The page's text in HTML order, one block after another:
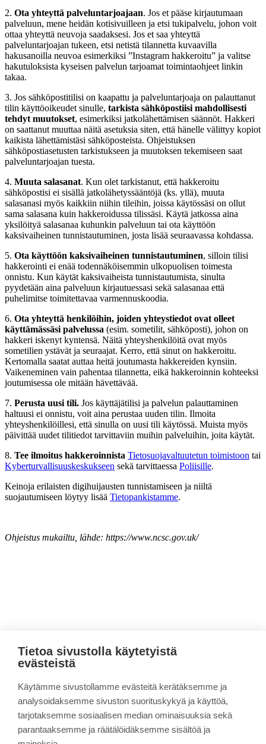
2. Ota yhteyttä palveluntarjoajaan. Jos et pääse kirjautumaan
palveluun, mene heidän kotisivuilleen ja etsi tukipalvelu, johon voit
ottaa yhteyttä neuvoja saadaksesi. Jos et saa yhteyttä
palveluntarjoajan tukeen, etsi netistä tilannetta kuvaavilla
hakusanoilla neuvoa esimerkiksi ”Instagram hakkeroitu” ja valitse
hakutuloksista kyseisen palvelun tarjoamat toimintaohjeet linkin
takaa.
3. Jos sähköpostitilisi on kaapattu ja palveluntarjoaja on palauttanut
tilin käyttöoikeudet sinulle, tarkista sähköpostiisi mahdollisesti
tehdyt muutokset, esimerkiksi jatkolähettämisen säännöt. Hakkeri
on saattanut muuttaa näitä asetuksia siten, että hänelle välittyy kopiot
kaikista lähettämistäsi sähköposteista. Ohjeistuksen
sähköpostiasetusten tarkistukseen ja muutoksen tekemiseen saat
palveluntarjoajan tuesta.
4. Muuta salasanat. Kun olet tarkistanut, että hakkeroitu
sähköpostisi ei sisällä jatkolähetyssääntöjä (ks. yllä), muuta
salasanasi myös kaikkiin niihin tileihin, joissa käytössäsi on ollut
sama salasana kuin hakkeroidussa tilissäsi. Käytä jatkossa aina
yksilöityä salasanaa kuhunkin palveluun tai ota käyttöön
kaksivaiheinen tunnistautuminen, josta lisää seuraavassa kohdassa.
5. Ota käyttöön kaksivaiheinen tunnistautuminen, silloin tilisi
hakkerointi ei enää todennäköisemmin ulkopuolisen toimesta
onnistu. Kun käytät kaksivaiheista tunnistautumista, sinulta
pyydetään aina palveluun kirjautuessasi sekä salasanaa että
puhelimitse toimitettavaa varmennuskoodia.
6. Ota yhteyttä henkilöihin, joiden yhteystiedot ovat olleet
käyttämässäsi palvelussa (esim. sometilit, sähköposti), johon on
hakkeri iskenyt kyntensä. Näitä yhteyshenkilöitä ovat myös
sometilien ystävät ja seuraajat. Kerro, että sinut on hakkeroitu.
Kertomalla saatat auttaa heitä joutumasta hakkereiden kynsiin.
Vaikeneminen vain pahentaa tilannetta, eikä hakkeroinnin kohteeksi
joutumisessa ole mitään hävettävää.
7. Perusta uusi tili. Jos käyttäjätilisi ja palvelun palauttaminen
haltuusi ei onnistu, voit aina perustaa uuden tilin. Ilmoita
yhteyshenkilöillesi, että sinulla on uusi tili käytössä. Muista myös
päivittää uudet tilitiedot tarvittaviin muihin palveluihin, joita käytät.
8. Tee ilmoitus hakkeroinnista Tietosuojavaltuutetun toimistoon tai
Kyberturvallisuuskeskukseen sekä tarvittaessa Poliisille.
Keinoja erilaisten digihuijausten tunnistamiseen ja niiltä
suojautumiseen löytyy lisää Tietopankistamme.
Ohjeistus mukailtu, lähde: https://www.ncsc.gov.uk/
CYBERDI
Linkki kopioitu leikepöydälle
Tietopankki
Materiaalia nuorille
Yhteistyössä
Tietoa sivustolla käytetyistä
evästeistä
Käytämme sivustollamme evästeitä kerätäksemme ja
analysoidaksemme sivuston suorituskykyä ja käyttöä,
tarjotaksemme sosiaalisen median ominaisuuksia sekä
parantaaksemme ja räätälöidäksemme sisältöä ja